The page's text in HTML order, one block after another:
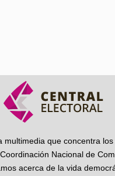
multimedia que concentra
Nacional de
acerca de la vida